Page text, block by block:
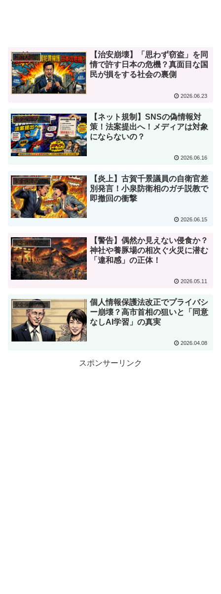
外国人問題
【治安崩壊】「思わず窃盗」を同
情で許す日本の危機？真面目な国
民が損をする社会の裏側
2026.06.23
安全保障の問題
【ネット規制】SNSの偽情報対
策！法案提出へ！メディアは対象
にならないの？
2026.06.16
安全保障の問題
【炎上】古賀千景議員の自衛官差
別発言！小泉防衛相のガチ説教で
即撤回の衝撃
2026.06.15
安全保障の問題
【警告】偶然か見えない侵食か？
神社や養豚場の相次ぐ火災に潜む
「違和感」の正体！
2026.05.11
安全保障の問題
個人情報保護法改正でプライバシ
ー崩壊？高市首相の狙いと「同意
なしAI学習」の真実
2026.04.08
スポンサーリンク